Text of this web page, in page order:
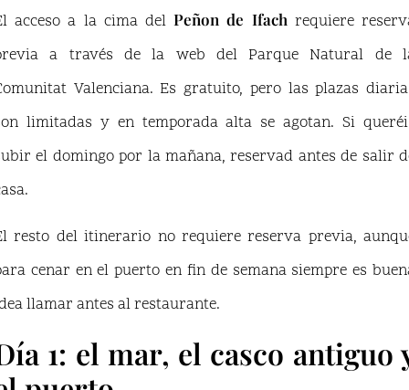
acceso a la cima delPeñon de Ifachrequiere
a través de la web del Parque Natural de
Valenciana. Es gratuito, pero las plazas
limitadas y en temporada alta se agotan. Si
el domingo por la mañana, reservad antes de salir
resto del itinerario no requiere reserva previa,
cenar en el puerto en fin de semana siempre es
llamar antes al restaurante.
1: el mar, el casco antiguo